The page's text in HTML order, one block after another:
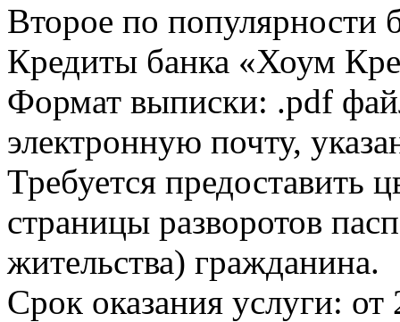
Второе по популярности
Кредиты банка «Хоум
Формат выписки: .pdf
электронную почту,
Требуется предоставить
страницы разворотов
жительства) гражданина.
Срок оказания услуги: от